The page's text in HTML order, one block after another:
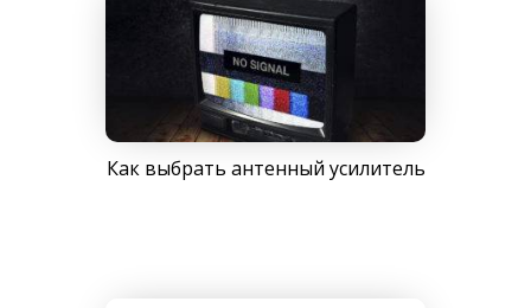
Как выбрать антенный усилитель